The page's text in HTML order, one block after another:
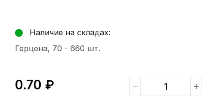
Наличие на складах:
Герцена, 70 - 660 шт.
0.70 ₽